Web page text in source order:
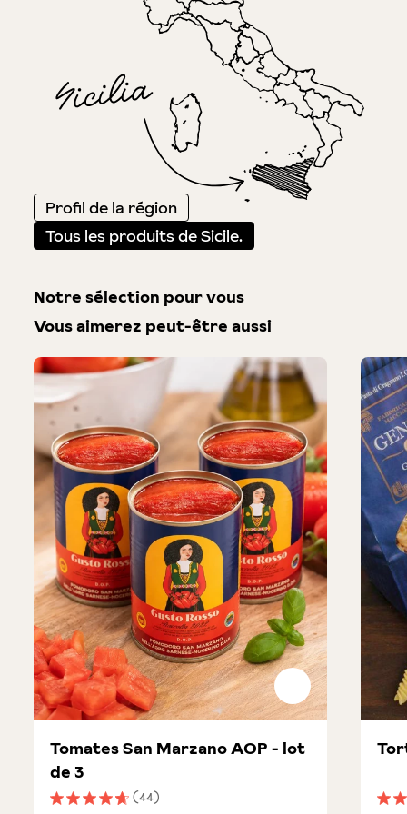
Profil de la région
Tous les produits de Sicile.
Notre sélection pour vous
Vous aimerez peut-être aussi
Produktgalerie überspringen
(44)
Tomates San Marzano AOP - lot
de 3